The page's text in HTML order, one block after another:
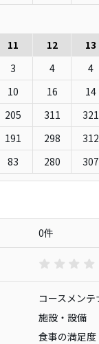
11 12 13
3 4 4
10 16 14
205 311 321
191 298 312
83 280 307
0件
コースメンテ
施設・設備
食事の満足度